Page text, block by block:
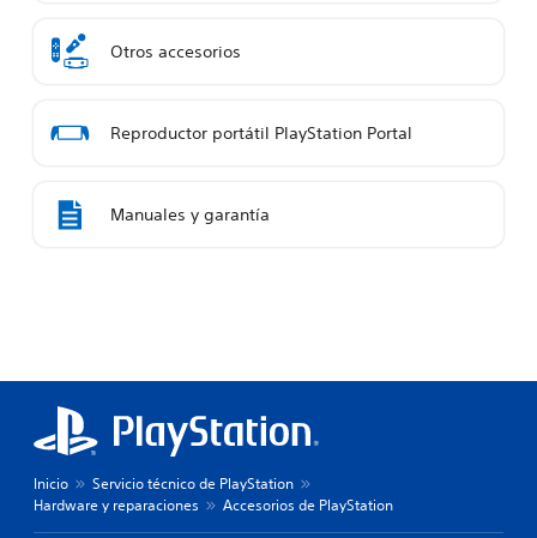
Otros accesorios
Reproductor portátil PlayStation Portal
Manuales y garantía
Inicio
Servicio técnico de PlayStation
Hardware y reparaciones
Accesorios de PlayStation